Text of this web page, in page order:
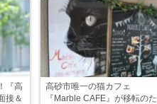
『高
接＆
高砂市唯一の猫カフェ
『Marble CAFE』が移転のた